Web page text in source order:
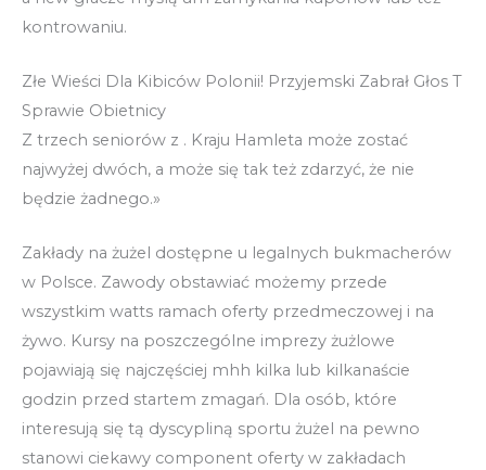
kontrowaniu.
Złe Wieści Dla Kibiców Polonii! Przyjemski Zabrał Głos T
Sprawie Obietnicy
Z trzech seniorów z . Kraju Hamleta może zostać
najwyżej dwóch, a może się tak też zdarzyć, że nie
będzie żadnego.»
Zakłady na żużel dostępne u legalnych bukmacherów
w Polsce. Zawody obstawiać możemy przede
wszystkim watts ramach oferty przedmeczowej i na
żywo. Kursy na poszczególne imprezy żużlowe
pojawiają się najczęściej mhh kilka lub kilkanaście
godzin przed startem zmagań. Dla osób, które
interesują się tą dyscypliną sportu żużel na pewno
stanowi ciekawy component oferty w zakładach